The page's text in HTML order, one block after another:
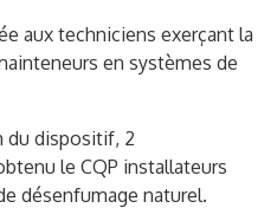
aux techniciens exerçant la
en systèmes de
du dispositif, 2
le CQP installateurs
désenfumage naturel.